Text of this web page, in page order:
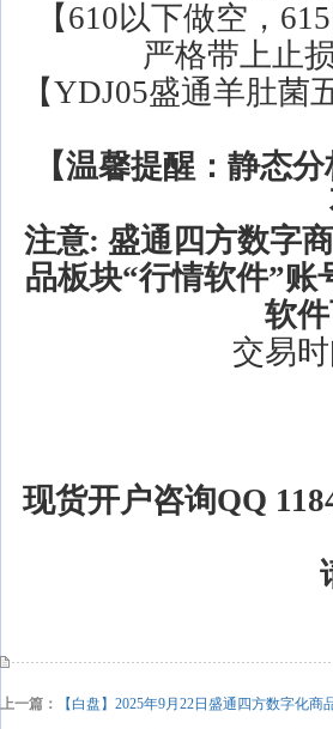
【610以下做空，
严格带上止
【YDJ05盛通羊肚
【温馨提醒：静态
注意: 盛通四方数字
品板块“行情软件”账
软
交易
上午 9
下午13
晚上19
现货开户咨询QQ
上一篇： 【白盘】2025年9月22日盛通四方数字化